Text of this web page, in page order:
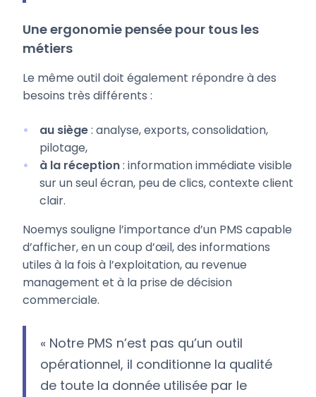
Une ergonomie pensée pour tous les
métiers
Le même outil doit également répondre à des
besoins très différents :
au siège: analyse, exports, consolidation,
pilotage,
à la réception: information immédiate visible
sur un seul écran, peu de clics, contexte client
clair.
Noemys souligne l’importance d’un PMS capable
d’afficher, en un coup d’œil, des informations
utiles à la fois à l’exploitation, au revenue
management et à la prise de décision
commerciale.
« Notre PMS n’est pas qu’un outil
opérationnel, il conditionne la qualité
de toute la donnée utilisée par le